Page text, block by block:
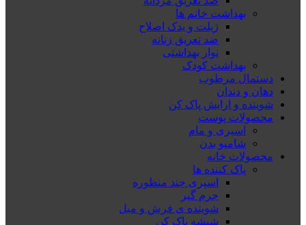
بهداشت خانم ها
ژیلت و یدک اصلاح
ضد تعریق زنانه
نوار بهداشتی
بهداشت کودک
دستمال مرطوب
دهان و دندان
شوینده و ارایش پاک کن
محصولات پوست
اسپری و مام
شامپو بدن
محصولات خانه
پاک کننده ها
اسپری چند منظوره
جرم گیر
شوینده ی فرش و مبل
شیشه پاک کن